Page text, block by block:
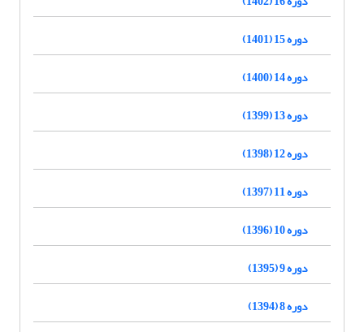
دوره 15 (1401)
دوره 14 (1400)
دوره 13 (1399)
دوره 12 (1398)
دوره 11 (1397)
دوره 10 (1396)
دوره 9 (1395)
دوره 8 (1394)